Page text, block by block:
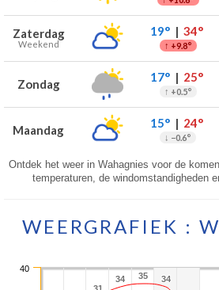
Zaterdag
Weekend
19°| 34°
↑ +9.8°
Zondag 17°| 25°
↑ +0.5°
Maandag 15°| 24°
↓ −0.6°
Ontdek het weer in Wahagnies voor de
temperaturen, de windomstandigheden
WEERGRAFIEK :
34
34 35
35 34
34
40